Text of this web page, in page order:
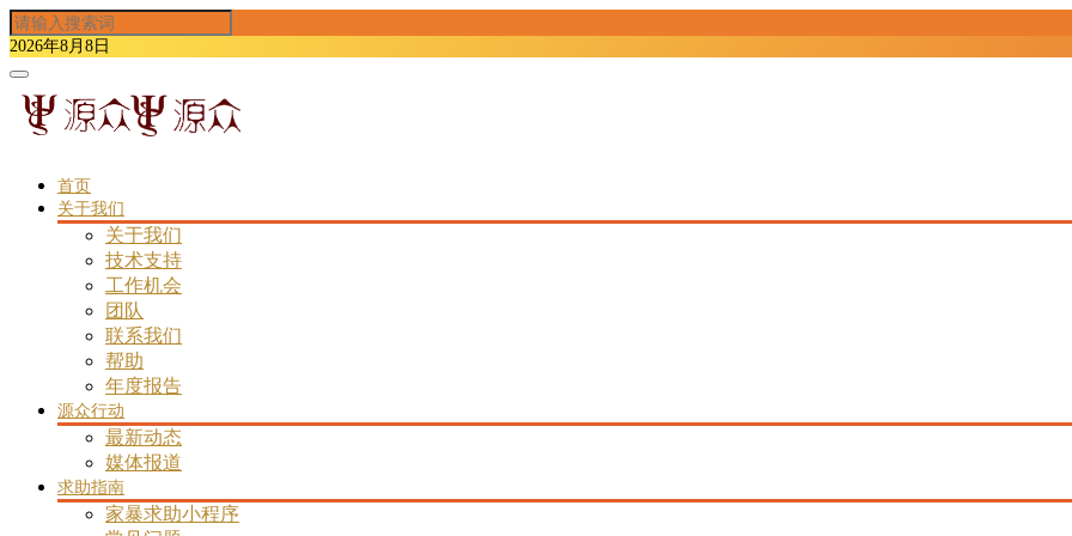
2026年8月8日
Toggle
navigation
首页(current)
关于我们
关于我们
技术支持
工作机会
团队
联系我们
帮助
年度报告
源众行动
最新动态
媒体报道
求助指南
家暴求助小程序